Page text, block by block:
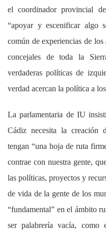
el coordinador provincial
“apoyar y escenificar algo
común de experiencias de
concejales de toda la
verdaderas políticas de
verdad acercan la política a
La parlamentaria de IU
Cádiz necesita la creación
tengan “una hoja de ruta
contrae con nuestra gente,
las políticas, proyectos y
de vida de la gente de los
“fundamental” en el ámbito
ser palabrería vacía, como